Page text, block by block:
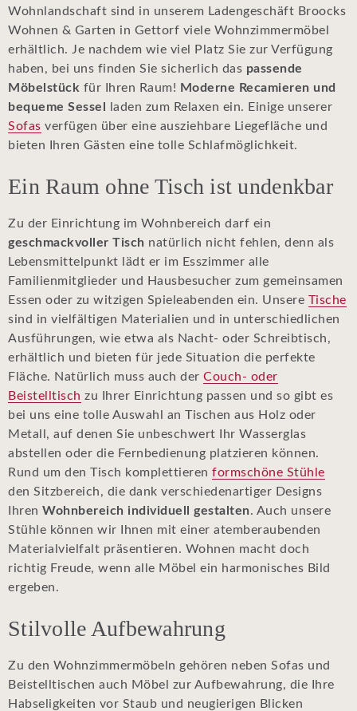
Wohnlandschaft sind in unserem Ladengeschäft Broocks
Wohnen & Garten in Gettorf viele Wohnzimmermöbel
erhältlich. Je nachdem wie viel Platz Sie zur Verfügung
haben, bei uns finden Sie sicherlich das passende
Möbelstück für Ihren Raum! Moderne Recamieren und
bequeme Sessel
laden zum Relaxen ein. Einige unserer
Sofas verfügen über eine ausziehbare Liegefläche und
bieten Ihren Gästen eine tolle Schlafmöglichkeit.
Ein Raum ohne Tisch ist undenkbar
Zu der Einrichtung im Wohnbereich darf ein
geschmackvoller Tisch natürlich nicht fehlen, denn als
Lebensmittelpunkt lädt er im Esszimmer alle
Familienmitglieder und Hausbesucher zum gemeinsamen
Essen oder zu witzigen Spieleabenden ein. Unsere Tische
sind in vielfältigen Materialien und in unterschiedlichen
Ausführungen, wie etwa als Nacht- oder Schreibtisch,
erhältlich und bieten für jede Situation die perfekte
Fläche. Natürlich muss auch der Couch- oder
Beistelltisch zu Ihrer Einrichtung passen und so gibt es
bei uns eine tolle Auswahl an Tischen aus Holz oder
Metall, auf denen Sie unbeschwert Ihr Wasserglas
abstellen oder die Fernbedienung platzieren können.
Rund um den Tisch komplettieren formschöne Stühle
den Sitzbereich, die dank verschiedenartiger Designs
Ihren Wohnbereich individuell gestalten. Auch unsere
Stühle können wir Ihnen mit einer atemberaubenden
Materialvielfalt präsentieren. Wohnen macht doch
richtig Freude, wenn alle Möbel ein harmonisches Bild
ergeben.
Stilvolle Aufbewahrung
Zu den Wohnzimmermöbeln gehören neben Sofas und
Beistelltischen auch Möbel zur Aufbewahrung, die Ihre
Habseligkeiten vor Staub und neugierigen Blicken